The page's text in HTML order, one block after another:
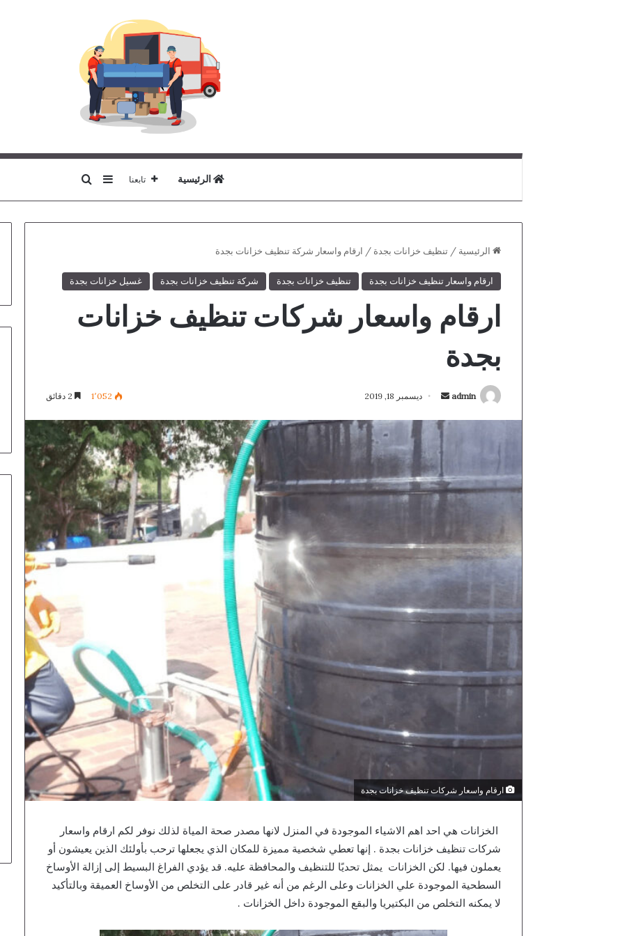
الرئيسية تابعنا إضافة عمود جانبي
بحث عن
الرئيسية / تنظيف خزانات بجدة / ارقام واسعار شركة تنظيف خزانات بجدة
ارقام واسعار تنظيف خزانات بجدة تنظيف خزانات بجدة شركة تنظيف خزانات بجدة غسيل خزانات بجدة
ارقام واسعار شركات تنظيف خزانات
بجدة
admin
أرسل
إلكترونيا
ديسمبر 18, 2019 1٬052
ارقام واسعار شركات تنظيف خزانات بجدة
الخزانات هي احد اهم الاشياء الموجودة في المنزل لانها مصدر صحة المياة لذلك نوفر لكم ارقام واسعار
شركات تنظيف خزانات بجدة . إنها تعطي شخصية مميزة للمكان الذي يجعلها ترحب بأولئك الذين يعيشون أو
يعملون فيها. لكن الخزانات يمثل تحديًا للتنظيف والمحافظة عليه. قد يؤدي الفراغ البسيط إلى إزالة الأوساخ
السطحية الموجودة علي الخزانات وعلى الرغم من أنه غير قادر على التخلص من الأوساخ العميقة وبالتأكيد
لا يمكنه التخلص من البكتيريا والبقع الموجودة داخل الخزانات .